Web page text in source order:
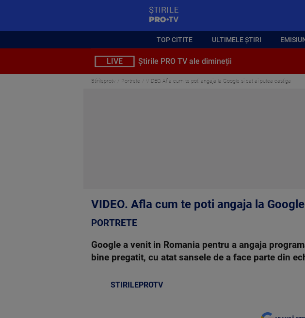
TOP CITITE ULTIMELE ȘTIRI
LIVE Știrile PRO TV ale dimineții
Stirileprotv Portrete VIDEO. Afla cum te poti angaja la Google si cat ai putea castiga
VIDEO. Afla cum te poti angaja la
PORTRETE
Google a venit in Romania pentru a angaja
bine pregatit, cu atat sansele de a face parte din
STIRILEPROTV